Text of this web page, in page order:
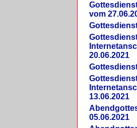
vom
20.06.2021
13.06.2021
05.06.2021